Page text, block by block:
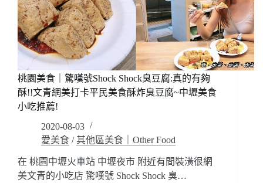
桃園美食｜驚嘆號Shock Shock臭豆腐:真的有夠
酥!!文青網美打卡平民美食酥炸臭豆腐~中壢美食
小吃推薦!
2020-08-03
愛美食 /其他區美食｜Other Food
在 桃園中壢火車站 中壢夜市 附近有間裝潢很網
美文青的小吃店 驚嘆號 Shock Shock 臭…